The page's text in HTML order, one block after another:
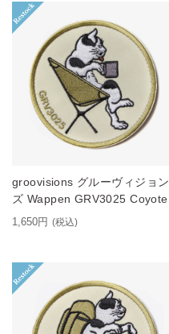
groovisions グルーヴィジョン
ズ Wappen GRV3025 Coyote
1,650円 (税込)